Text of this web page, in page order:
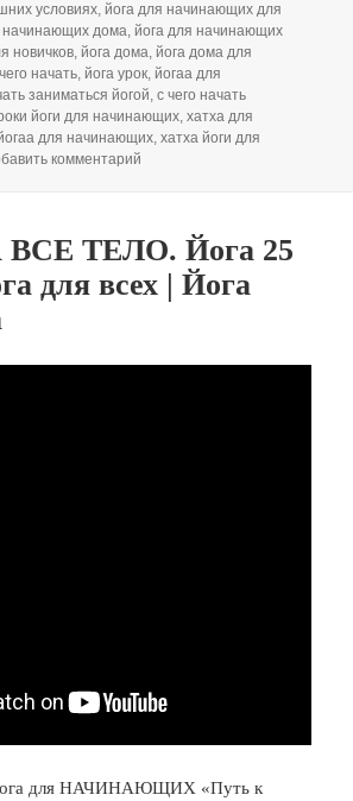
условиях,йога для начинающих для
начинающих дома,йога для начинающих
новичков,йога дома,йога дома для
начать,йога урок,йогаа для
заниматься йогой,с чего начать
йоги для начинающих,хатха для
для начинающих,хатха йоги для
комментарий
ТЕЛО. Йога 25
для всех | Йога
для НАЧИНАЮЩИХ «Путь к